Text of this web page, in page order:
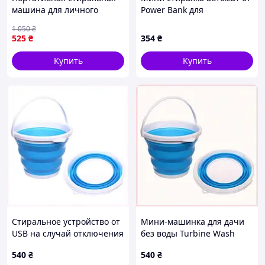
их проникающую способность, благодаря чему
даже самые стойкие загрязнения уходят без
следа.
машина для личного
режима, 21.5х13.5 см)
Ультразвуковая машинка
для стирки белья
525 ₴
1 050₴
Купить
Power Bank для
354 ₴
Купить
Стиральное устройство от
USB на случай отключения
540 ₴
Мини-машинка для дачи
без воды Turbine Wash
540 ₴